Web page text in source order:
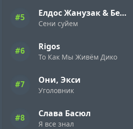
#5 Елдос Жанузак & Бейбарыс Садык
Сени суйем
#6 Rigos
То Как Мы Живём Дико
#7 Они, Экси
Уголовник
#8 Слава Басюл
Я все знал